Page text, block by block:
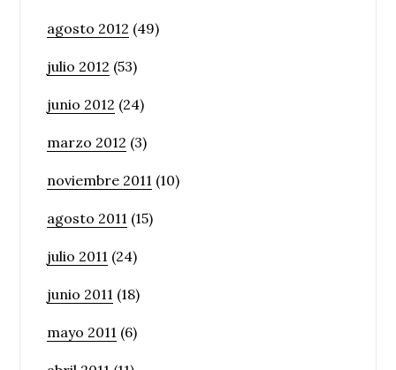
agosto 2012 (49)
julio 2012 (53)
junio 2012 (24)
marzo 2012 (3)
noviembre 2011 (10)
agosto 2011 (15)
julio 2011 (24)
junio 2011 (18)
mayo 2011 (6)